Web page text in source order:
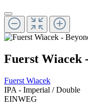
Fuerst Wiacek
Fuerst Wiacek
IPA - Imperial / Double
EINWEG